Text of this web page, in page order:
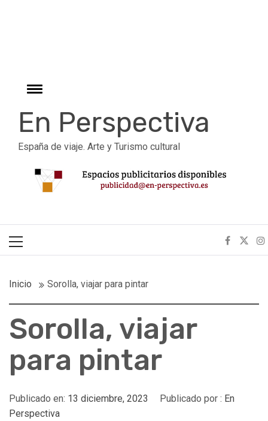
contenido
Cambiar
En Perspectiva
España de viaje. Arte y Turismo cultural
principal
Inicio Sorolla, viajar para pintar
Sorolla, viajar
para pintar
Publicado en: 13 diciembre, 2023 Publicado por : En
Perspectiva